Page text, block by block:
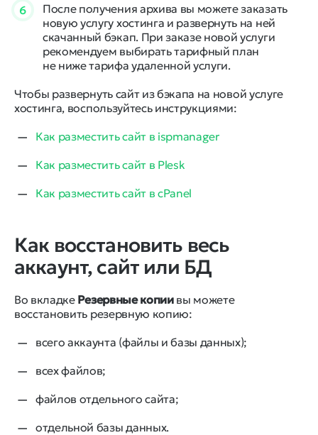
6
После получения архива вы можете заказать
новую услугу хостинга и развернуть на ней
скачанный бэкап. При заказе новой услуги
рекомендуем выбирать тарифный план
не ниже тарифа удаленной услуги.
Чтобы развернуть сайт из бэкапа на новой услуге
хостинга, воспользуйтесь инструкциями:
Как разместить сайт в ispmanager
Как разместить сайт в Plesk
Как разместить сайт в cPanel
Как восстановить весь
аккаунт, сайт или БД
Во вкладке Резервные копиивы можете
восстановить резервную копию:
всего аккаунта (файлы и базы данных);
всех файлов;
файлов отдельного сайта;
отдельной базы данных.